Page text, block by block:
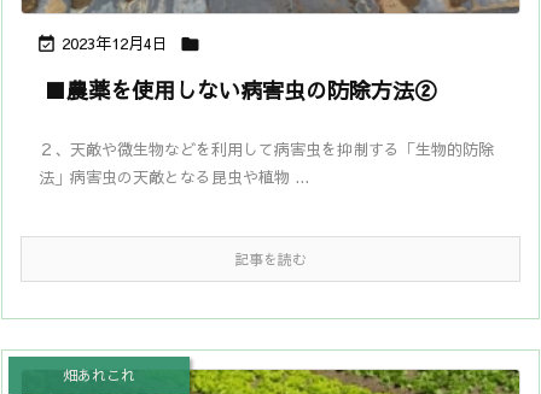
 2023年12月4日 
■農薬を使用しない病害虫の防除方法②
２、天敵や微生物などを利用して病害虫を抑制する「生物的防除
法」病害虫の天敵となる昆虫や植物 ...
記事を読む
畑あれこれ